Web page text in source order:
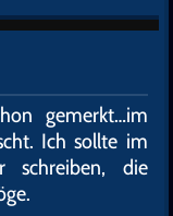
gemerkt…im
Ich sollte im
schreiben, die